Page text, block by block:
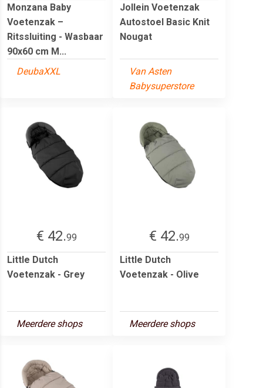
Monzana Baby
Voetenzak –
Ritssluiting - Wasbaar
90x60 cm M...
DeubaXXL
Jollein Voetenzak
Autostoel Basic Knit
Nougat
Van Asten
Babysuperstore
€ 42.99
Little Dutch
Voetenzak - Grey
Meerdere shops
€ 42.99
Little Dutch
Voetenzak - Olive
Meerdere shops